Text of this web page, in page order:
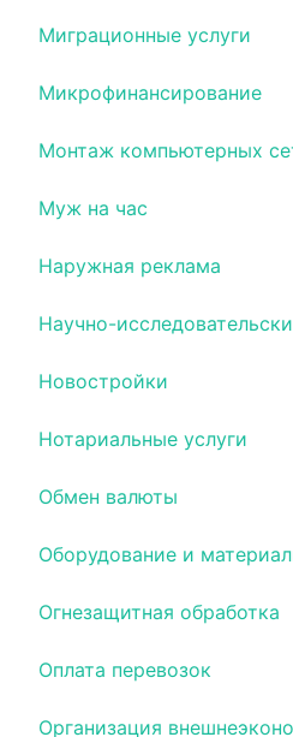
Миграционные услуги
Микрофинансирование
Монтаж компьютерных
Муж на час
Наружная реклама
Научно-
Новостройки
Нотариальные услуги
Обмен валюты
Оборудование и
Огнезащитная обработка
Оплата перевозок
Организация